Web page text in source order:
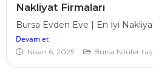
Nakliyat Firmaları
Bursa Evden Eve | En İyi
Devam et
Nisan 6, 2025 Bursa Nilüfer